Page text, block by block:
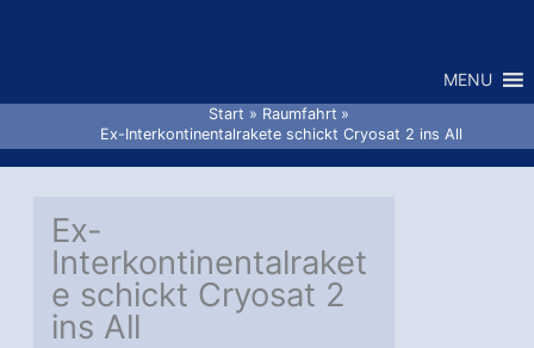
MENU
Start
Raumfahrt
Ex-Interkontinentalrakete schickt Cryosat 2 ins All
Ex-
Interkontinentalraket
e schickt Cryosat 2
ins All